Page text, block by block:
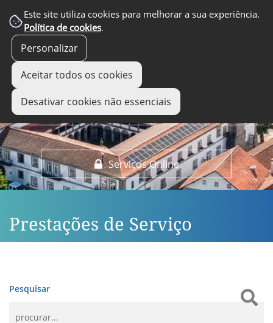
Este site utiliza cookies para melhorar a sua experiência.
Política de cookies.
Personalizar
Aceitar todos os cookies
Desativar cookies não essenciais
Serviços Online
EM DESTAQUE
Prestações de Serviço
Pesquisar